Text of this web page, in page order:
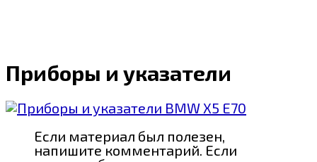
Приборы и указатели
Если материал был полезен,
напишите комментарий. Если